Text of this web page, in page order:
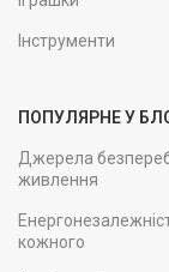
Інструменти
ПОПУЛЯРНЕ У
Джерела
живлення
кожного